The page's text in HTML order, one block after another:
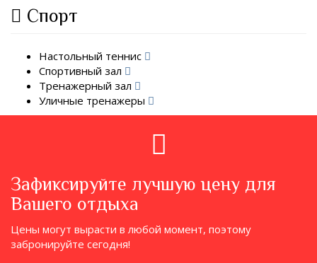
Спорт
Настольный теннис
Спортивный зал
Тренажерный зал
Уличные тренажеры
Зафиксируйте лучшую цену для
Вашего отдыха
Цены могут вырасти в любой момент, поэтому
забронируйте сегодня!